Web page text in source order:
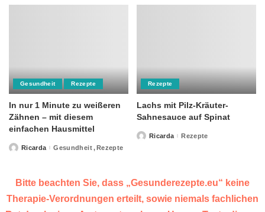
Gesundheit Rezepte
In nur 1 Minute zu weißeren
Zähnen – mit diesem
einfachen Hausmittel
PostedRicarda Gesundheit Rezepte
Rezepte
Lachs mit Pilz-Kräuter-
Sahnesauce auf Spinat
PostedRicarda Rezepte
Bitte beachten Sie, dass „Gesunderezepte.eu“ keine
Therapie-Verordnungen erteilt, sowie niemals fachlichen